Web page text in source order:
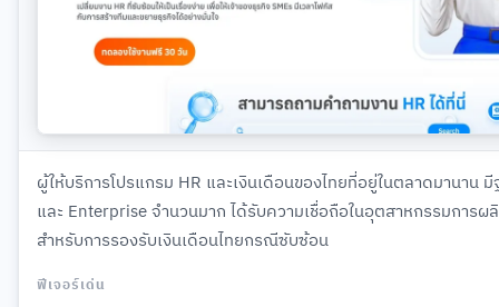
ผู้ให้บริการโปรแกรม HR และเงินเดือนของไทยที่อยู่ในตลาดมานาน
และ Enterprise จำนวนมาก ได้รับความเชื่อถือในอุตสาหกรรมการ
สำหรับการรองรับเงินเดือนไทยกรณีซับซ้อน
ฟีเจอร์เด่น